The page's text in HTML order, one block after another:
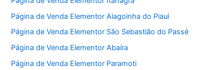
Página de Venda Elementor Alagoinha do Piauí
Página de Venda Elementor São Sebastião do Passé
Página de Venda Elementor Abaíra
Página de Venda Elementor Paramoti